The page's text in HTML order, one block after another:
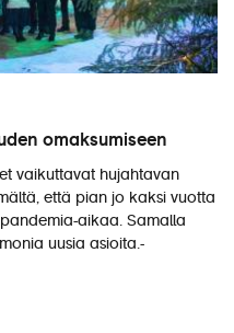
omaksumiseen
vaikuttavat hujahtavan
että pian jo kaksi vuotta
aikaa. Samalla
uusia asioita.